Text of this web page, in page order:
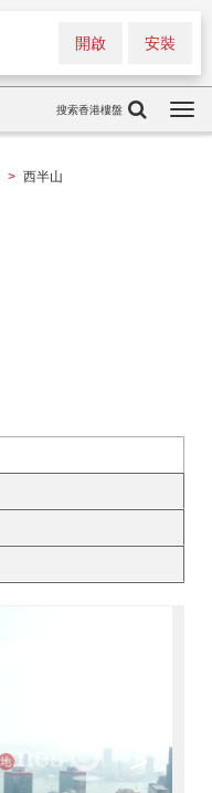
安裝
開啟
搜索香港樓盤
> 西半山
>